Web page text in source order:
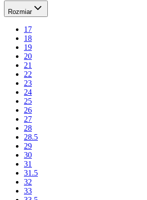
Rozmiar
17
18
19
20
21
22
23
24
25
26
27
28
28.5
29
30
31
31.5
32
33